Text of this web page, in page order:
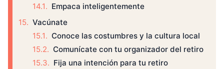
Empaca inteligentemente
Vacúnate
Conoce las costumbres y la cultura local
Comunícate con tu organizador del retiro
Fija una intención para tu retiro